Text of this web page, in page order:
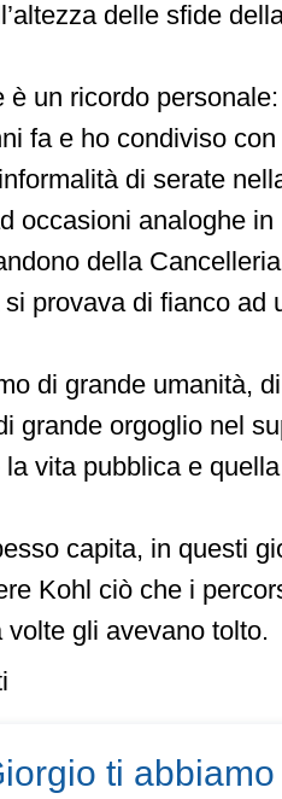
delle sfide
è un ricordo
fa e ho condiviso
di serate
occasioni analoghe
della
provava di fianco ad
di grande umanità,
grande orgoglio nel
vita pubblica e
capita, in questi
Kohl ciò che i
gli avevano tolto.
Helmut
Kohl
ti